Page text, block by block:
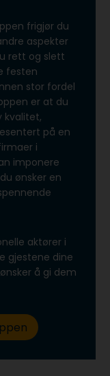
frigjør du
aspekter
rett og slett
festen
stor fordel
er at du
på en
i
imponere
ønsker en
aktører i
gjestene dine
å gi dem